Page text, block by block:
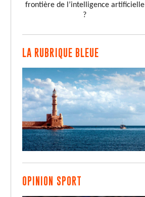
frontière de l’intelligence artificielle
?
LA RUBRIQUE BLEUE
OPINION SPORT